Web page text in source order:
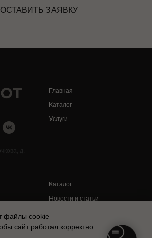
ОСТАВИТЬ ЗАЯВКУ
Главная
Каталог
Услуги
Каталог
Новости и статьи
файлы cookie
сайт работал корректно